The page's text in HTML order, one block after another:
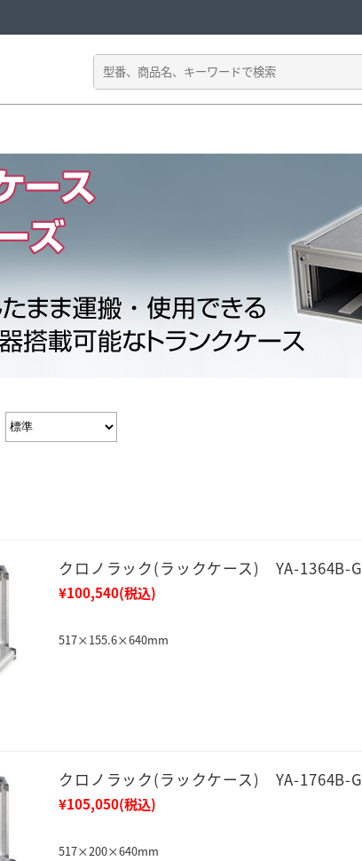
クロノラック(ラックケース) YA-1364B-G
¥100,540(税込)
517×155.6×640mm
クロノラック(ラックケース) YA-1764B-G
¥105,050(税込)
517×200×640mm